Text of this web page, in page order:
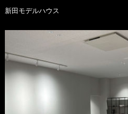
新田モデルハウス